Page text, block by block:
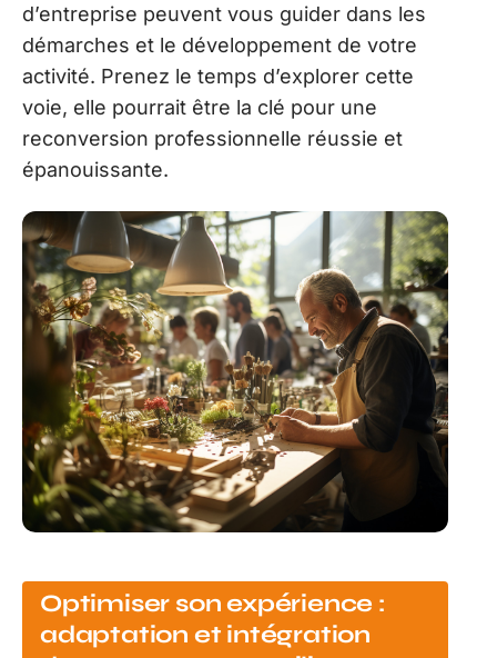
d’entreprise peuvent vous guider dans les
démarches et le développement de votre
activité. Prenez le temps d’explorer cette
voie, elle pourrait être la clé pour une
reconversion professionnelle réussie et
épanouissante.
Optimiser son expérience :
adaptation et intégration